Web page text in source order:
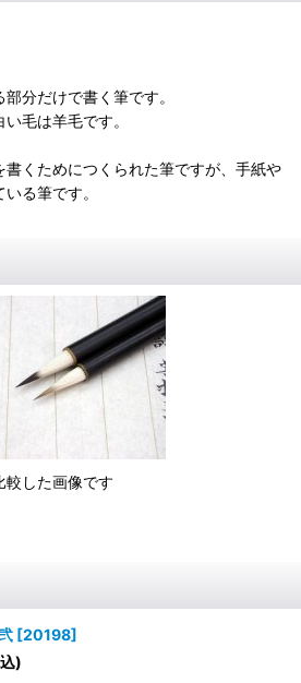
分だけで書く筆です。
毛は羊毛です。
くためにつくられた筆ですが、手紙や
る筆です。
較した画像です
[20198]
)